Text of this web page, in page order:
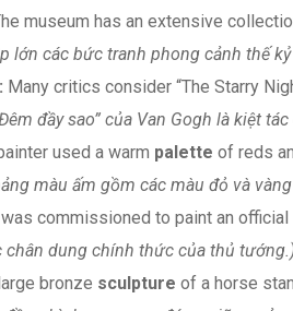
museum has an extensive
lớn các bức tranh phong cảnh thế
Many critics consider “The Starry
đầy sao” của Van Gogh là kiệt
used a warm palette of reds
màu ấm gồm các màu đỏ và
commissioned to paint an official
chân dung chính thức của thủ
bronze sculpture of a horse